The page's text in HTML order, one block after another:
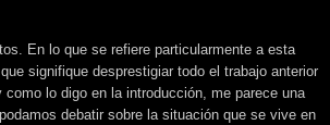
En lo que se refiere particularmente a esta
signifique desprestigiar todo el trabajo anterior
lo digo en la introducción, me parece una
debatir sobre la situación que se vive en